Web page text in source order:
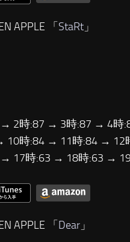
APPLE 「 StaRt 」
2時:87 → 3時:87 → 4
10時:84 → 11時:84 →
17時:63 → 18時:63 →
APPLE 「 Dear 」